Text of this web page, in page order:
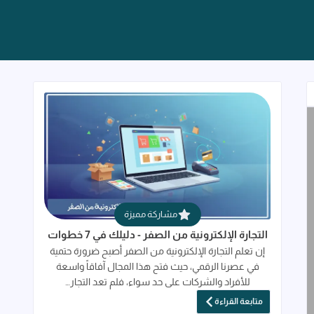
قراءة المزيد عن التجارة الإلكترونية من
مشاركة مميزة
التجارة الإلكترونية من الصفر - دليلك في 7 خطوات
إن تعلم التجارة الإلكترونية من الصفر أصبح ضرورة حتمية
في عصرنا الرقمي، حيث فتح هذا المجال آفاقاً واسعة
للأفراد والشركات على حد سواء، فلم تعد التجار…
متابعة القراءة